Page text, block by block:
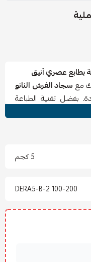
مع سجاد الفرش النانو
بفضل تقنية الطباعة
رائعاً وألواناً واضحة
ناعم مريح تحت
5 كجم
DERA5-B-2 100-200